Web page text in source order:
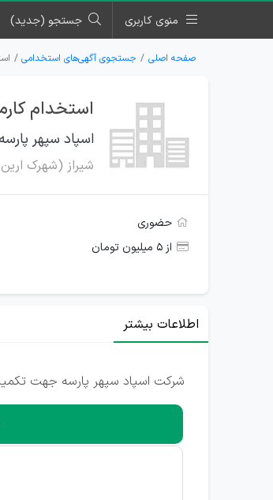
منوی کاربری جستجو (جدید)
صفحه اصلی جستجوی آگهی‌های استخدامی
استخدام
اسپاد سپهر پارسه
شیراز (شهرک
حضوری
از ۵ میلیون تومان
اطلاعات بیشتر
شرکت اسپاد سپهر پارسه جهت